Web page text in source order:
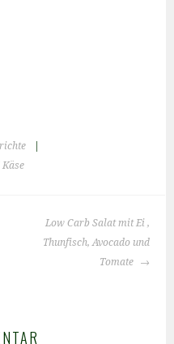
Low Carb Salat mit Ei ,
Thunfisch, Avocado und
Tomate